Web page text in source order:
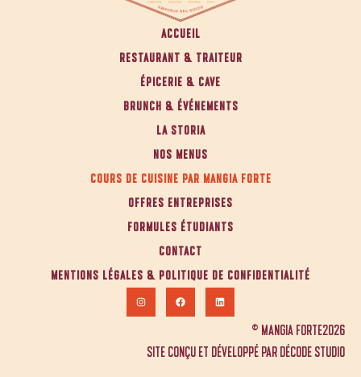
ACCUEIL
RESTAURANT & TRAITEUR
ÉPICERIE & CAVE
BRUNCH & ÉVÉNEMENTS
LA STORIA
NOS MENUS
COURS DE CUISINE PAR MANGIA FORTE
OFFRES ENTREPRISES
FORMULES ÉTUDIANTS
CONTACT
MENTIONS LÉGALES & POLITIQUE DE CONFIDENTIALITÉ
© MANGIA FORTE2026
SITE CONÇU ET DÉVELOPPÉ PAR DÉCODE STUDIO